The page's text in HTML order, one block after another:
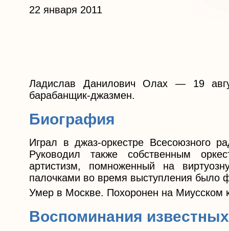
22 января 2011
Ладислав Данилович Олах — 19
барабанщик-джазмен.
Биография
Играл в джаз-оркестре Всесоюзного
Руководил также собственным
артистизм, помноженный на
палочками во время выступления
Умер в Москве. Похоронен на Миусском
Воспоминания